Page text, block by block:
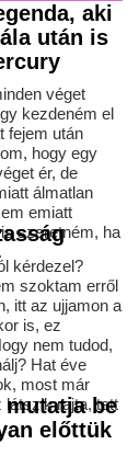
aki
után is
véget
kezdeném el
fejem után
hogy egy
ér, de
álmatlan
emiatt
szeretném, ha
kérdezel?
szoktam erről
itt az ujjamon a
is, ez
nem tudod,
Hat éve
most már
látszik rajta, tett
be
előttük